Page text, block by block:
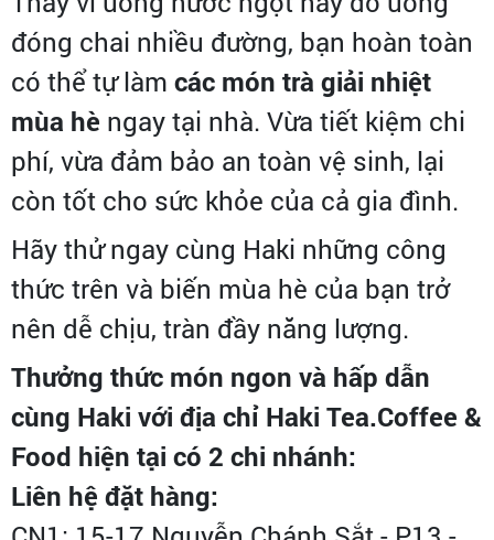
đóng chai nhiều đường, bạn hoàn toàn
có thể tự làm các món trà giải nhiệt
mùa hè ngay tại nhà. Vừa tiết kiệm chi
phí, vừa đảm bảo an toàn vệ sinh, lại
còn tốt cho sức khỏe của cả gia đình.
Hãy thử ngay cùng Haki những công
thức trên và biến mùa hè của bạn trở
nên dễ chịu, tràn đầy năng lượng.
Thưởng thức món ngon và hấp dẫn
cùng Haki với địa chỉ Haki Tea.Coffee &
Food hiện tại có 2 chi nhánh:
Liên hệ đặt hàng: